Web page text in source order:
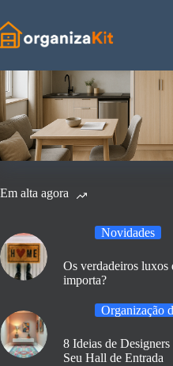
para
o
conteúdo
Em alta agora
Novidades
Os verdadeiros luxos
importa?
Organização
8 Ideias de
Seu Hall de Entrada